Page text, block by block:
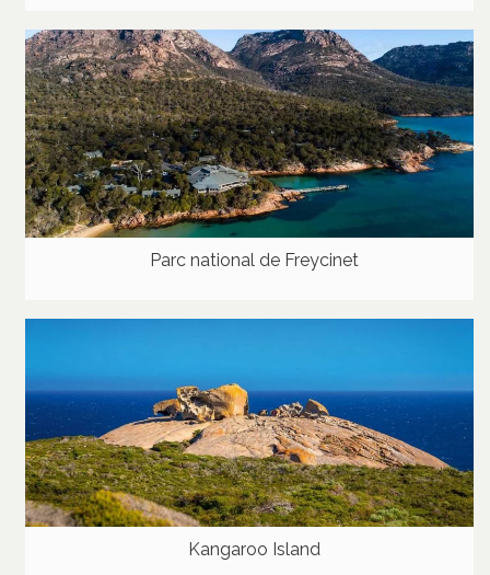
Parc national de Freycinet
Kangaroo Island